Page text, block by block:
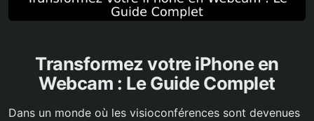
Transformez votre iPhone en
Webcam : Le Guide Complet
Dans un monde où les visioconférences sont devenues